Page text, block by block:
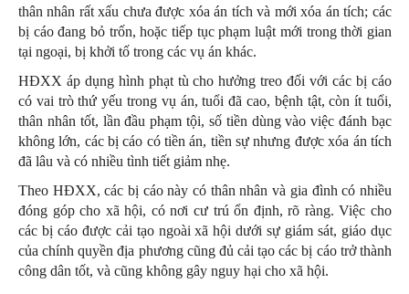
thân nhân rất xấu chưa được xóa án tích và mới xóa án tích; các
bị cáo đang bỏ trốn, hoặc tiếp tục phạm luật mới trong thời gian
tại ngoại, bị khởi tố trong các vụ án khác.
HĐXX áp dụng hình phạt tù cho hưởng treo đối với các bị cáo
có vai trò thứ yếu trong vụ án, tuổi đã cao, bệnh tật, còn ít tuổi,
thân nhân tốt, lần đầu phạm tội, số tiền dùng vào việc đánh bạc
không lớn, các bị cáo có tiền án, tiền sự nhưng được xóa án tích
đã lâu và có nhiều tình tiết giảm nhẹ.
Theo HĐXX, các bị cáo này có thân nhân và gia đình có nhiều
đóng góp cho xã hội, có nơi cư trú ổn định, rõ ràng. Việc cho
các bị cáo được cải tạo ngoài xã hội dưới sự giám sát, giáo dục
của chính quyền địa phương cũng đủ cải tạo các bị cáo trở thành
công dân tốt, và cũng không gây nguy hại cho xã hội.